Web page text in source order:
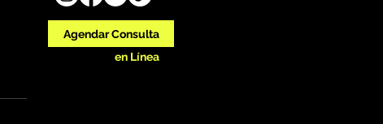
Agendar Consulta
en Línea